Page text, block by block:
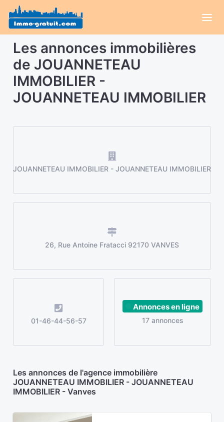
Les annonces immobilières
de JOUANNETEAU
IMMOBILIER -
JOUANNETEAU IMMOBILIER
JOUANNETEAU IMMOBILIER - JOUANNETEAU IMMOBILIER
26, Rue Antoine Fratacci 92170 VANVES
01-46-44-56-57
Annonces en ligne
17 annonces
Les annonces de l'agence immobilière
JOUANNETEAU IMMOBILIER - JOUANNETEAU
IMMOBILIER - Vanves